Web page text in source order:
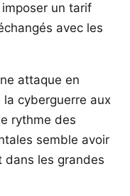
imposer un tarif
avec les
attaque en
cyberguerre aux
rythme des
semble avoir
dans les grandes